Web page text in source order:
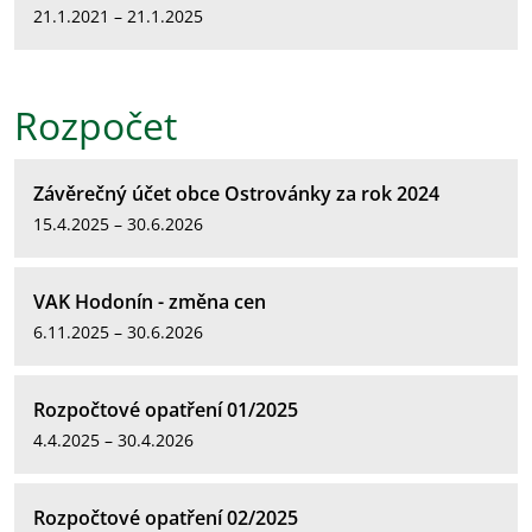
21.1.2021 – 21.1.2025
Rozpočet
Závěrečný účet obce Ostrovánky za rok 2024
15.4.2025 – 30.6.2026
VAK Hodonín - změna cen
6.11.2025 – 30.6.2026
Rozpočtové opatření 01/2025
4.4.2025 – 30.4.2026
Rozpočtové opatření 02/2025